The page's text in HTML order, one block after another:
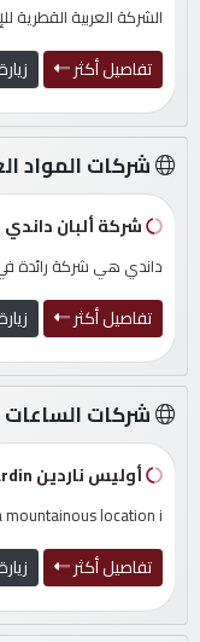
إتصل
بنا
إعلانات
المنتدى
كيو
مزاد
كيو
نمبر
كيو
كارز
تفاصيل أكثر
شركات المواد
شركة ألبان داندي
تفاصيل أكثر
شركات الساعات
أوليس ناردين Ulysse Nardin
تفاصيل أكثر